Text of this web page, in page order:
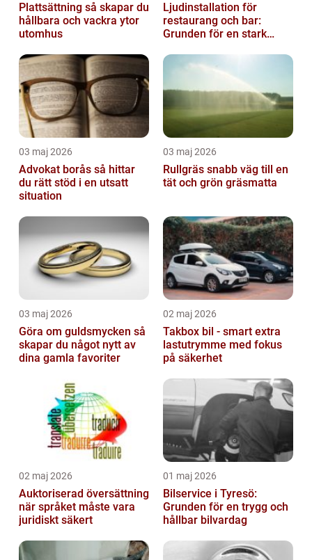
Plattsättning så skapar du
hållbara och vackra ytor
utomhus
Ljudinstallation för
restaurang och bar:
Grunden för en stark
03 maj 2026
Advokat borås så hittar
du rätt stöd i en utsatt
situation
03 maj 2026
Rullgräs snabb väg till en
tät och grön gräsmatta
03 maj 2026
Göra om guldsmycken så
skapar du något nytt av
dina gamla favoriter
02 maj 2026
Takbox bil - smart extra
lastutrymme med fokus
på säkerhet
02 maj 2026
Auktoriserad översättning
när språket måste vara
juridiskt säkert
01 maj 2026
Bilservice i Tyresö:
Grunden för en trygg och
hållbar bilvardag